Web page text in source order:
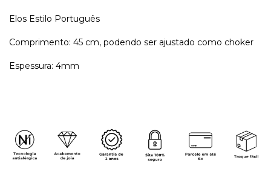
Elos Estilo Português
Comprimento: 45 cm, podendo ser ajustado como choker
Espessura: 4mm